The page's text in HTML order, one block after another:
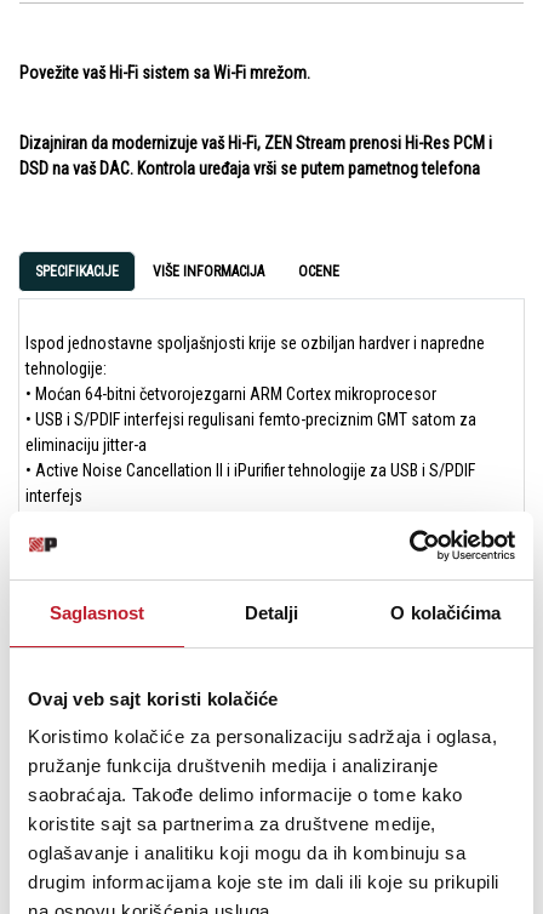
Saglasnost Detalji O kolačićima
Ovaj veb sajt koristi kolačiće
Koristimo kolačiće za personalizaciju sadržaja i oglasa,
pružanje funkcija društvenih medija i analiziranje
saobraćaja. Takođe delimo informacije o tome kako
koristite sajt sa partnerima za društvene medije,
oglašavanje i analitiku koji mogu da ih kombinuju sa
drugim informacijama koje ste im dali ili koje su prikupili
Povežite vaš Hi-Fi sistem sa Wi-Fi mrežom.
Dizajniran da modernizuje vaš Hi-Fi, ZEN Stream prenosi Hi-Res PCM i
DSD na vaš DAC. Kontrola uređaja vrši se putem pametnog telefona
SPECIFIKACIJE VIŠE INFORMACIJA OCENE
Ispod jednostavne spoljašnjosti krije se ozbiljan hardver i napredne
tehnologije:
• Moćan 64-bitni četvorojezgarni ARM Cortex mikroprocesor
• USB i S/PDIF interfejsi regulisani femto-preciznim GMT satom za
eliminaciju jitter-a
• Active Noise Cancellation II i iPurifier tehnologije za USB i S/PDIF
interfejs
• Visoko-PSRR, niska struja mirovanja, niskonaponski regulatori sa
• C0G kondenzatori i Taiyo Yuden i Murata niski ESR induktori
DIMENZIJE: 158 x 100 x 35 mm (6.2" x 3.9" x 1.4")
ULAZI:Wi-Fi / Ethernet / USB HDD (Firmware ažuriranja putem OTA i USB-
C na zadnjem delu)
NAPON:
• DC 9V/1.8A-15V/0.8A
• AC 100 -240V, 50/60Hz
TEŽINA:
578g (1.14 lbs)
IZLAZI: